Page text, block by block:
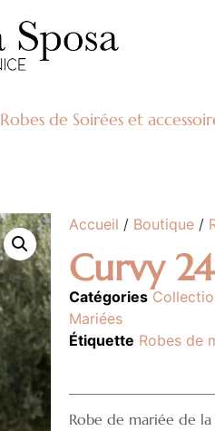
Robes de Soirées et
Accueil / Boutique /
Curvy
Catégories
Mariées
Étiquette Robes de
Robe de mariée de